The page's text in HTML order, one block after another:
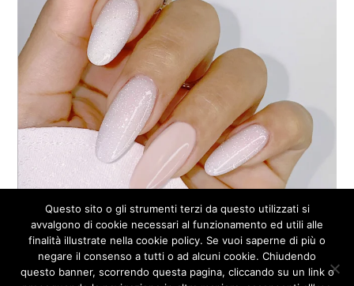
Questo sito o gli strumenti terzi da questo utilizzati si
avvalgono di cookie necessari al funzionamento ed utili alle
finalità illustrate nella cookie policy. Se vuoi saperne di più o
negare il consenso a tutti o ad alcuni cookie. Chiudendo
questo banner, scorrendo questa pagina, cliccando su un link o